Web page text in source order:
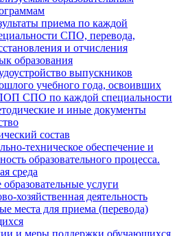
приема по каждой
СПО, перевода,
и отчисления
образования
выпускников
учебного года, освоивших
СПО по каждой специальности
и иные документы
состав
техническое обеспечение и
образовательного процесса.
среда
услуги
хозяйственная деятельность
места для приема (перевода)
и меры поддержки обучающихся